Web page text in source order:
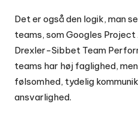
Det er også den logik, man
teams, som Googles
Drexler-Sibbet Team
teams har høj faglighed,
følsomhed, tydelig
ansvarlighed.